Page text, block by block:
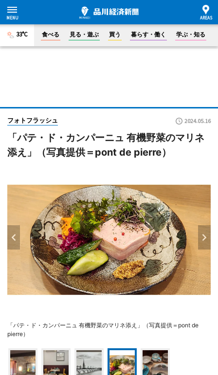
33°C 食べる 見る・遊ぶ 買う 暮らす・働く 学ぶ・知る
フォトフラッシュ 2024.05.16
「パテ・ド・カンパーニュ 有機野菜のマリネ
添え」（写真提供＝pont de pierre）
「パテ・ド・カンパーニュ 有機野菜のマリネ添え」（写真提供＝pont de
pierre）